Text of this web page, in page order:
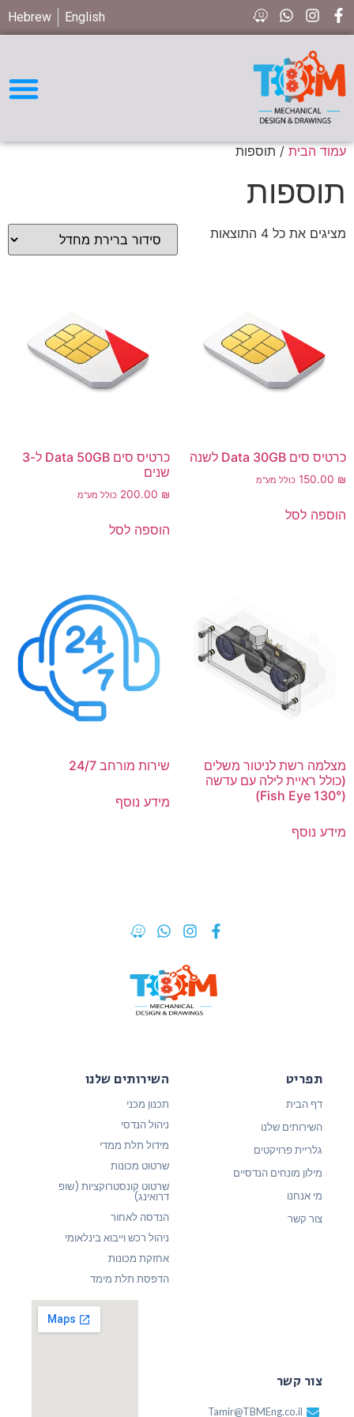
English
Hebrew
עמוד הבית / תוספות
תוספות
מציגים את כל ⁦4⁩ התוצאות
כרטיס סים Data 30GB לשנה
150.00 ₪ כולל מע"מ
הוספה לסל
כרטיס סים Data 50GB ל-3
שנים
200.00 ₪ כולל מע"מ
הוספה לסל
מצלמה רשת לניטור משלים
(כולל ראיית לילה עם עדשה
(Fish Eye 130°)
מידע נוסף
שירות מורחב 24/7
מידע נוסף
תפריט
דף הבית
השירותים שלנו
גלריית פרויקטים
מילון מונחים הנדסיים
מי אנחנו
צור קשר
השירותים שלנו
תכנון מכני
ניהול הנדסי
מידול תלת ממדי
שרטוט מכונות
שרטוט קונסטרוקציות (שופ
דרואינג)
הנדסה לאחור
ניהול רכש וייבוא בינלאומי
אחזקת מכונות
הדפסת תלת מימד
צור קשר
Tamir@TBMEng.co.il